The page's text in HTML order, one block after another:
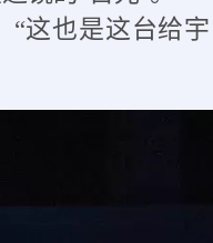
“这也是这台给